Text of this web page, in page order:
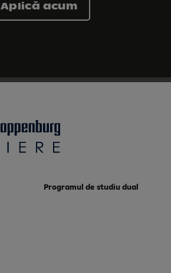
Aplică acum
Programul de studiu dual